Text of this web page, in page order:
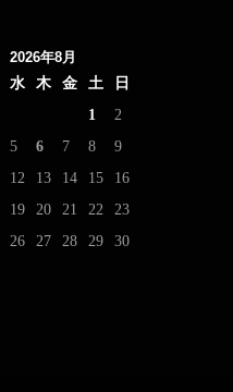
2026年8月
水 木 金 土
日
1
2
5 6 7 8
9
12 13 14 15
16
19 20 21 22
23
26 27 28 29
30